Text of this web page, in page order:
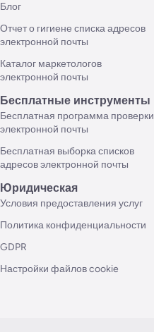
Блог
Отчет о гигиене списка адресов
электронной почты
Каталог маркетологов
электронной почты
Бесплатные инструменты
Бесплатная программа проверки
электронной почты
Бесплатная выборка списков
адресов электронной почты
Юридическая
Условия предоставления услуг
Политика конфиденциальности
GDPR
Настройки файлов cookie